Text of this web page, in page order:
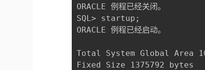
ORACLE 例程已经关闭。
SQL> startup;
ORACLE 例程已经启动。
Total System Global Area
Fixed Size 1375792 bytes